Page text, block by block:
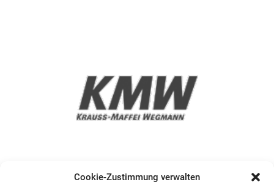
Cookie-Zustimmung verwalten